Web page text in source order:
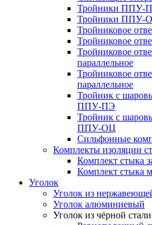
Тройники ППУ-
Тройники ППУ-
Тройниковое
Тройниковое
Тройниковое
параллельное
Тройниковое
параллельное
Тройник с
ППУ-ПЭ
Тройник с
ППУ-ОЦ
Сильфонные
Комплекты изоляции
Комплект стыка
Комплект стыка
Уголок
Уголок из
Уголок алюминиевый
Уголок из чёрной стали